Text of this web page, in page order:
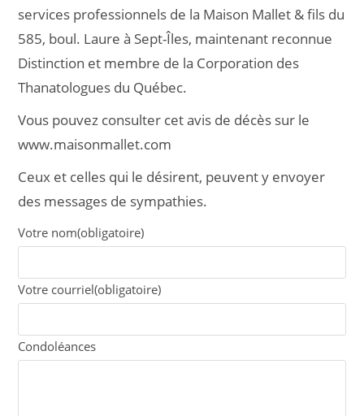
services professionnels de la Maison Mallet & fils du
585, boul. Laure à Sept-Îles, maintenant reconnue
Distinction et membre de la Corporation des
Thanatologues du Québec.
Vous pouvez consulter cet avis de décès sur le
www.maisonmallet.com
Ceux et celles qui le désirent, peuvent y envoyer
des messages de sympathies.
Votre nom(obligatoire)
Votre courriel(obligatoire)
Condoléances